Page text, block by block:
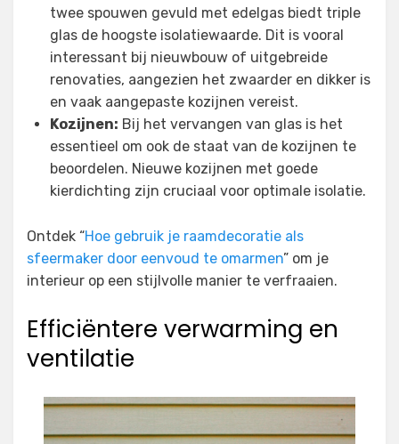
twee spouwen gevuld met edelgas biedt triple
glas de hoogste isolatiewaarde. Dit is vooral
interessant bij nieuwbouw of uitgebreide
renovaties, aangezien het zwaarder en dikker is
en vaak aangepaste kozijnen vereist.
Kozijnen: Bij het vervangen van glas is het
essentieel om ook de staat van de kozijnen te
beoordelen. Nieuwe kozijnen met goede
kierdichting zijn cruciaal voor optimale isolatie.
Ontdek “Hoe gebruik je raamdecoratie als
sfeermaker door eenvoud te omarmen” om je
interieur op een stijlvolle manier te verfraaien.
Efficiëntere verwarming en
ventilatie